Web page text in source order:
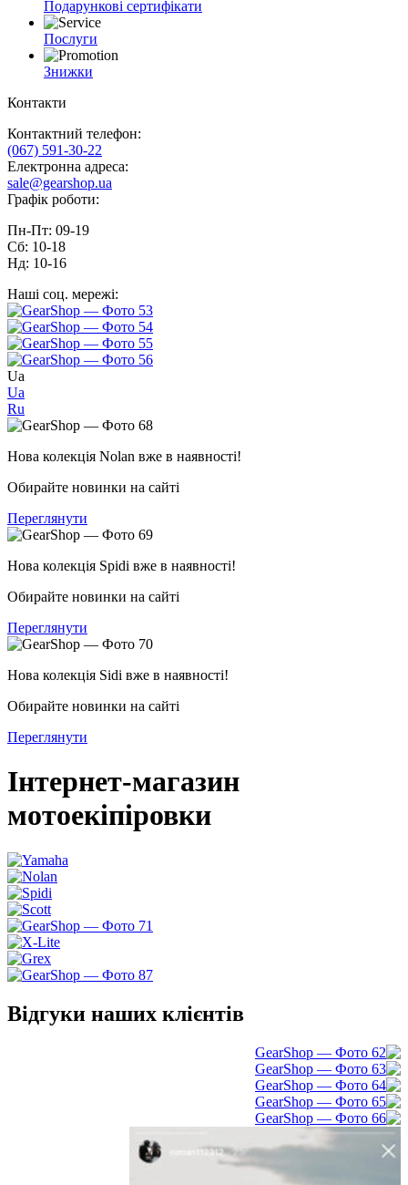
Подарункові сертифікати
Послуги
Знижки
Контакти
Контактний телефон:
(067) 591-30-22
Електронна адреса:
sale@gearshop.ua
Графік роботи:
Пн-Пт: 09-19
Сб: 10-18
Нд: 10-16
Наші соц. мережі:
Ua
Ua
Ru
Нова колекція Nolan вже в наявності!
Обирайте новинки на сайті
Переглянути
Нова колекція Spidi вже в наявності!
Обирайте новинки на сайті
Переглянути
Нова колекція Sidi вже в наявності!
Обирайте новинки на сайті
Переглянути
Інтернет-магазин
мотоекіпіровки
Відгуки наших клієнтів